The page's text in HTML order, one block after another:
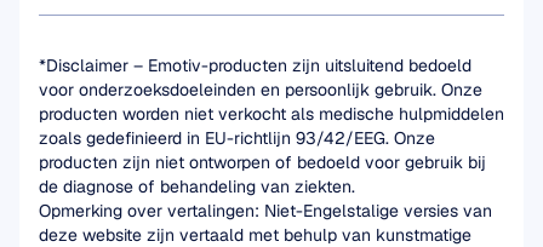
*Disclaimer – Emotiv-producten zijn uitsluitend bedoeld
voor onderzoeksdoeleinden en persoonlijk gebruik. Onze
producten worden niet verkocht als medische hulpmiddelen
zoals gedefinieerd in EU-richtlijn 93/42/EEG. Onze
producten zijn niet ontworpen of bedoeld voor gebruik bij
de diagnose of behandeling van ziekten.
Opmerking over vertalingen: Niet-Engelstalige versies van
deze website zijn vertaald met behulp van kunstmatige